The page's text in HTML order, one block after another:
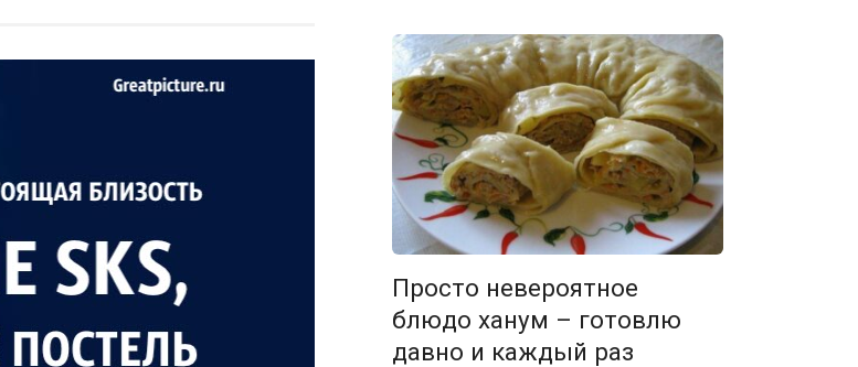
Просто невероятное
блюдо ханум – готовлю
давно и каждый раз